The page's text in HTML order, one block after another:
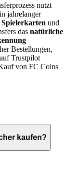
nutzt
jahrelanger
und
das natürliche
Bestellungen,
Trustpilot
von FC Coins
kaufen?